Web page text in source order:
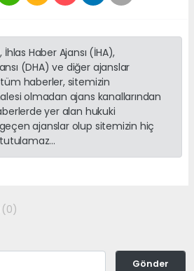
Haber Ajansı (İHA),
(DHA) ve diğer ajanslar
haberler, sitemizin
olmadan ajans kanallarından
yer alan hukuki
ajanslar olup sitemizin hiç
(0)
Gönder